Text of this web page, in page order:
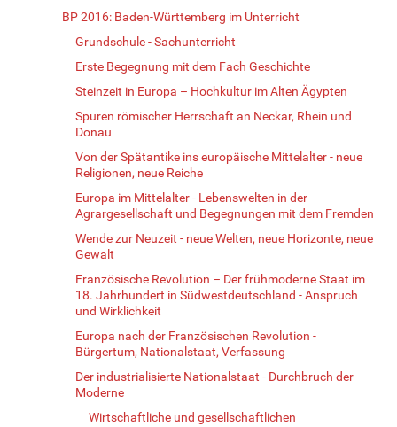
BP 2016: Baden-Württemberg im Unterricht
Grundschule - Sachunterricht
Erste Begegnung mit dem Fach Geschichte
Steinzeit in Europa – Hochkultur im Alten Ägypten
Spuren römischer Herrschaft an Neckar, Rhein und
Donau
Von der Spätantike ins europäische Mittelalter - neue
Religionen, neue Reiche
Europa im Mittelalter - Lebenswelten in der
Agrargesellschaft und Begegnungen mit dem Fremden
Wende zur Neuzeit - neue Welten, neue Horizonte, neue
Gewalt
Französische Revolution – Der frühmoderne Staat im
18. Jahrhundert in Südwestdeutschland - Anspruch
und Wirklichkeit
Europa nach der Französischen Revolution -
Bürgertum, Nationalstaat, Verfassung
Der industrialisierte Nationalstaat - Durchbruch der
Moderne
Wirtschaftliche und gesellschaftlichen